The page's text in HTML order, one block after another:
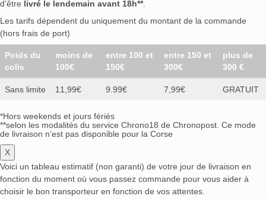
d’être livré le lendemain avant 18h**.
Les tarifs dépendent du uniquement du montant de la commande
(hors frais de port)
Poids du
colis
moins de
100€
entre 100 et
150€
entre 150 et
300€
plus de
300 €
Sans limite 11,99€ 9.99€ 7,99€ GRATUIT
*Hors weekends et jours fériés
**selon les modalités du service Chrono18 de Chronopost. Ce mode
de livraison n’est pas disponible pour la Corse
X
Voici un tableau estimatif (non garanti) de votre jour de livraison en
fonction du moment où vous passez commande pour vous aider à
choisir le bon transporteur en fonction de vos attentes.